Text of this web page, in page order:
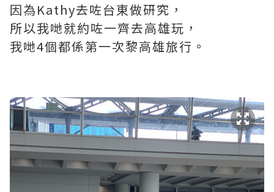
因為Kathy去咗台東做研究，
所以我哋就約咗一齊去高雄玩，
我哋4個都係第一次黎高雄旅行。